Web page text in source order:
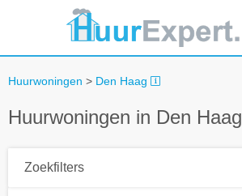
Huurwoningen > Den Haag
Huurwoningen in Den Haag
Zoekfilters